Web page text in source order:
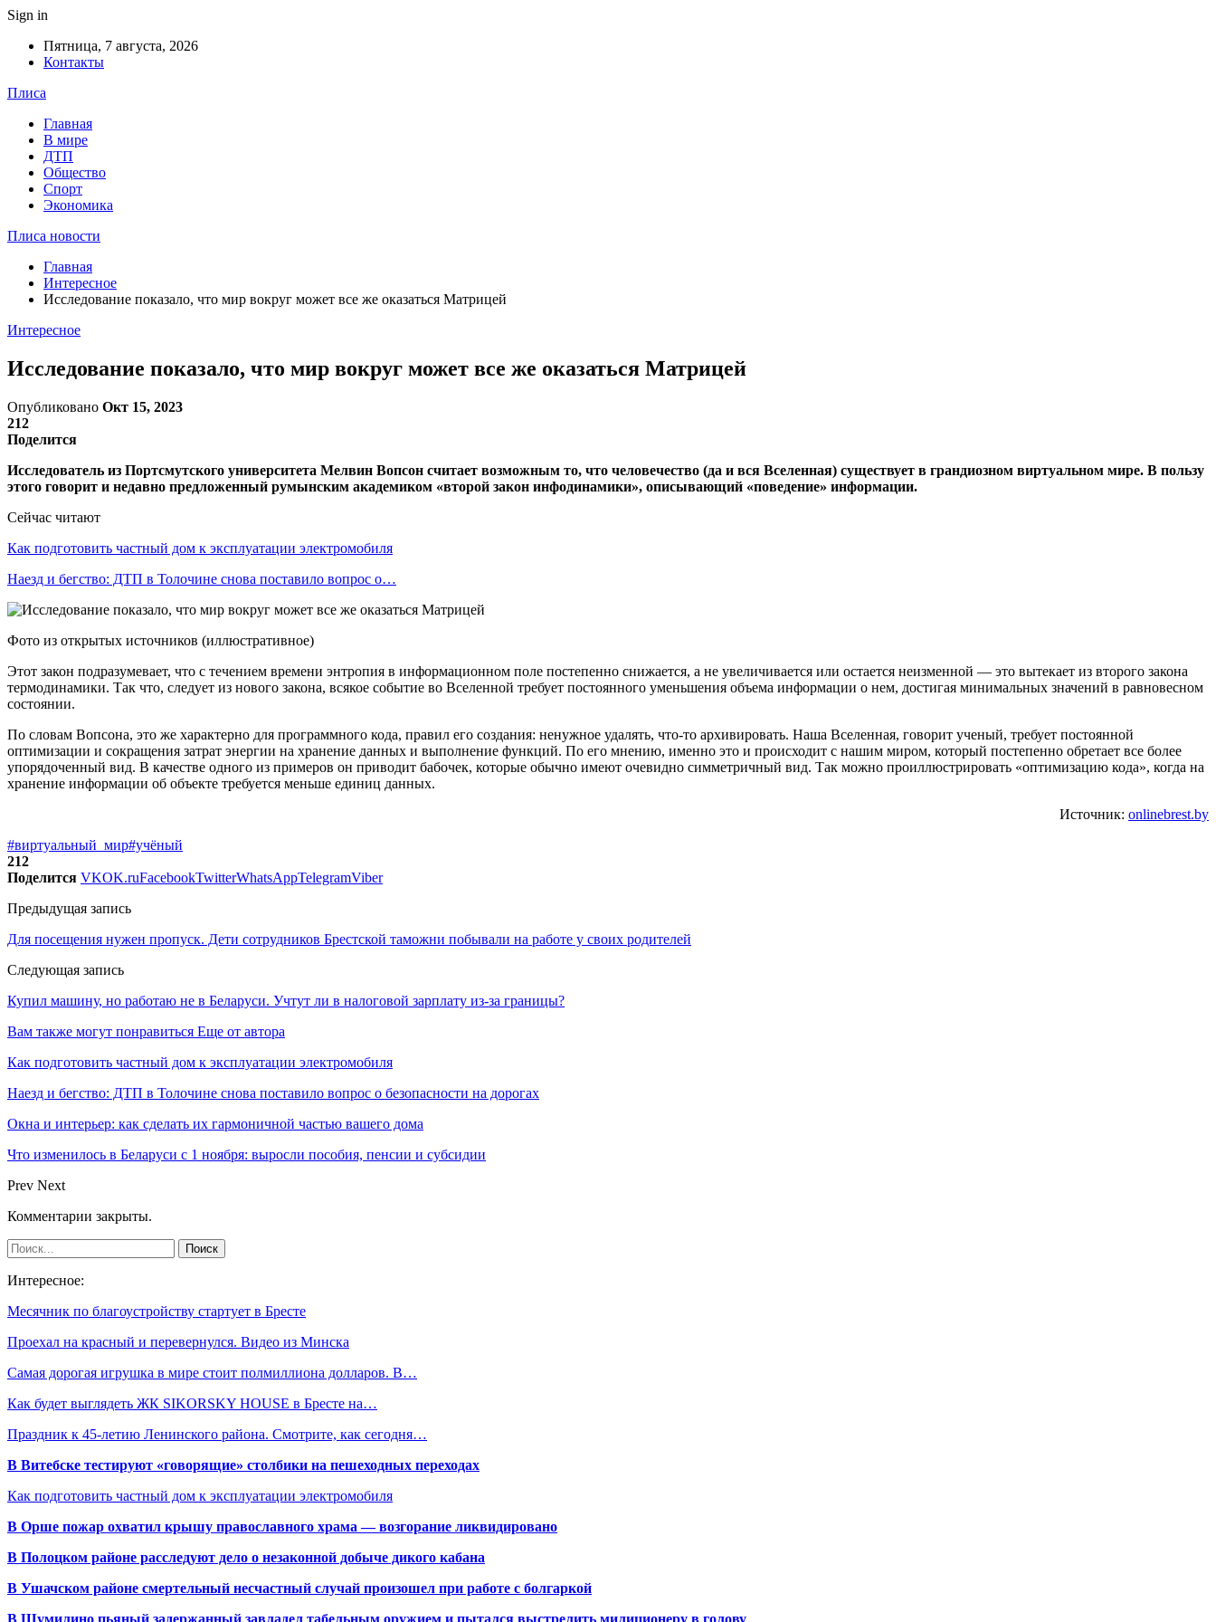
Sign in
Пятница, 7 августа, 2026
Контакты
Плиса
Главная
В мире
ДТП
Общество
Спорт
Экономика
Плиса новости
Главная
Интересное
Исследование показало, что мир вокруг может все же оказаться Матрицей
Интересное
Исследование показало, что мир вокруг может все же оказаться Матрицей
Опубликовано Окт 15, 2023
212
Поделится
Исследователь из Портсмутского университета Мелвин Вопсон считает возможным то, что человечество (да и вся Вселенная) существует в грандиозном виртуальном мире. В пользу
этого говорит и недавно предложенный румынским академиком «второй закон инфодинамики», описывающий «поведение» информации.
Сейчас читают
Как подготовить частный дом к эксплуатации электромобиля
Наезд и бегство: ДТП в Толочине снова поставило вопрос о…
Фото из открытых источников (иллюстративное)
Этот закон подразумевает, что с течением времени энтропия в информационном поле постепенно снижается, а не увеличивается или остается неизменной — это вытекает из второго закона
термодинамики. Так что, следует из нового закона, всякое событие во Вселенной требует постоянного уменьшения объема информации о нем, достигая минимальных значений в равновесном
состоянии.
По словам Вопсона, это же характерно для программного кода, правил его создания: ненужное удалять, что-то архивировать. Наша Вселенная, говорит ученый, требует постоянной
оптимизации и сокращения затрат энергии на хранение данных и выполнение функций. По его мнению, именно это и происходит с нашим миром, который постепенно обретает все более
упорядоченный вид. В качестве одного из примеров он приводит бабочек, которые обычно имеют очевидно симметричный вид. Так можно проиллюстрировать «оптимизацию кода», когда на
хранение информации об объекте требуется меньше единиц данных.
Источник: onlinebrest.by
#виртуальный_мир#учёный
212
Поделится VKOK.ruFacebookTwitterWhatsAppTelegramViber
Предыдущая запись
Для посещения нужен пропуск. Дети сотрудников Брестской таможни побывали на работе у своих родителей
Следующая запись
Купил машину, но работаю не в Беларуси. Учтут ли в налоговой зарплату из-за границы?
Вам также могут понравиться Еще от автора
Как подготовить частный дом к эксплуатации электромобиля
Наезд и бегство: ДТП в Толочине снова поставило вопрос о безопасности на дорогах
Окна и интерьер: как сделать их гармоничной частью вашего дома
Что изменилось в Беларуси с 1 ноября: выросли пособия, пенсии и субсидии
Prev Next
Комментарии закрыты.
Интересное:
Месячник по благоустройству стартует в Бресте
Проехал на красный и перевернулся. Видео из Минска
Самая дорогая игрушка в мире стоит полмиллиона долларов. В…
Как будет выглядеть ЖК SIKORSKY HOUSE в Бресте на…
Праздник к 45-летию Ленинского района. Смотрите, как сегодня…
В Витебске тестируют «говорящие» столбики на пешеходных переходах
Как подготовить частный дом к эксплуатации электромобиля
В Орше пожар охватил крышу православного храма — возгорание ликвидировано
В Полоцком районе расследуют дело о незаконной добыче дикого кабана
В Ушачском районе смертельный несчастный случай произошел при работе с болгаркой
В Шумилино пьяный задержанный завладел табельным оружием и пытался выстрелить милиционеру в голову